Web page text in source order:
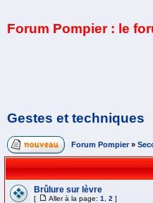
Forum Pompier : le
Gestes et techniques
Forum Pompier »
Brûlure sur lèvre
[ Aller à la page: 1 2 ]